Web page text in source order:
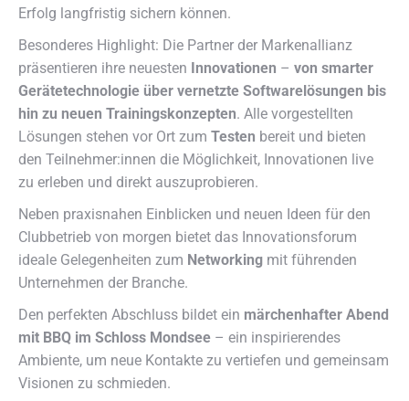
Erfolg langfristig sichern können.
Besonderes Highlight: Die Partner der Markenallianz
präsentieren ihre neuesten Innovationen – von smarter
Gerätetechnologie über vernetzte Softwarelösungen bis
hin zu neuen Trainingskonzepten. Alle vorgestellten
Lösungen stehen vor Ort zum Testen bereit und bieten
den Teilnehmer:innen die Möglichkeit, Innovationen live
zu erleben und direkt auszuprobieren.
Neben praxisnahen Einblicken und neuen Ideen für den
Clubbetrieb von morgen bietet das Innovationsforum
ideale Gelegenheiten zum Networking mit führenden
Unternehmen der Branche.
Den perfekten Abschluss bildet ein märchenhafter Abend
mit BBQ im Schloss Mondsee – ein inspirierendes
Ambiente, um neue Kontakte zu vertiefen und gemeinsam
Visionen zu schmieden.